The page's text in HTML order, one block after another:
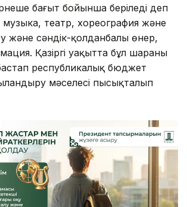
бағыт бойынша беріледі деп
театр, хореография және
және сәндік-қолданбалы өнер,
Қазіргі уақытта бұл шараны
республикалық бюджет
мәселесі пысықталып